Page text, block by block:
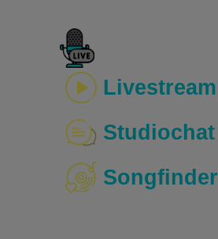
Livestream
Studiochat
Songfinder